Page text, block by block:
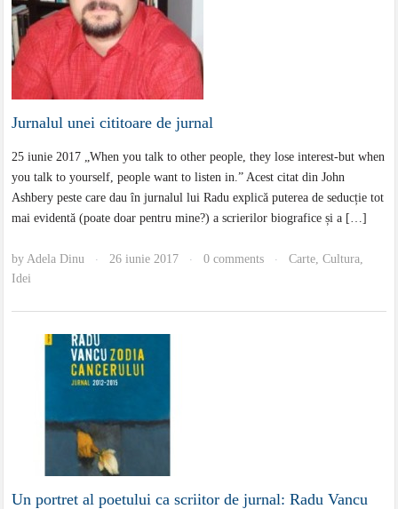
Jurnalul unei cititoare de jurnal
25 iunie 2017 „When you talk to other people, they lose interest-but when
you talk to yourself, people want to listen in.” Acest citat din John
Ashbery peste care dau în jurnalul lui Radu explică puterea de seducție tot
mai evidentă (poate doar pentru mine?) a scrierilor biografice și a […]
by Adela Dinu · 26 iunie 2017 · 0 comments · Carte ,Cultura
Idei
Un portret al poetului ca scriitor de jurnal: Radu Vancu